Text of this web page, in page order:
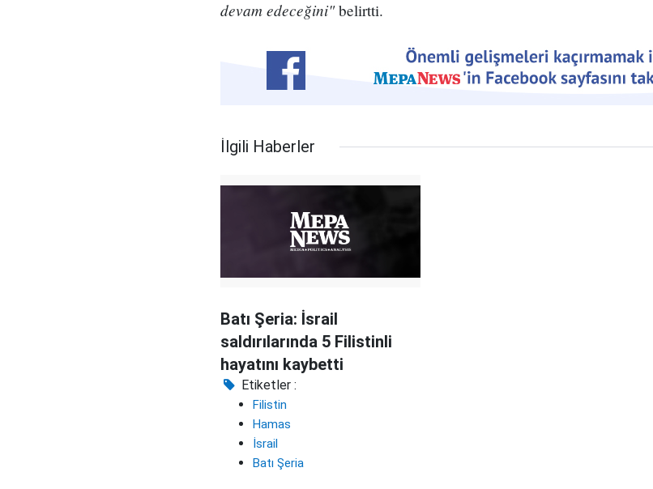
devam edeceğini"belirtti.
İlgili Haberler
Batı Şeria: İsrail
saldırılarında 5 Filistinli
hayatını kaybetti
Etiketler :
Filistin
Hamas
İsrail
Batı Şeria